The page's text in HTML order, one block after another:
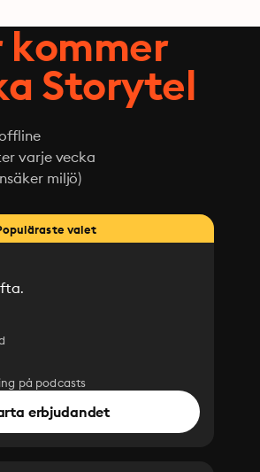
Storytel
varje vecka
miljö)
valet
på podcasts
erbjudandet